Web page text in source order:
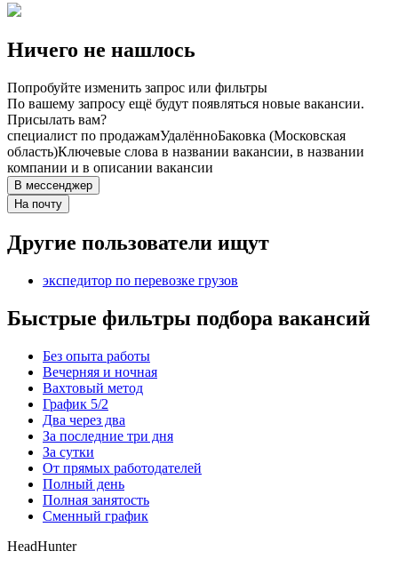
Ничего не нашлось
Попробуйте изменить запрос или фильтры
По вашему запросу ещё будут появляться новые вакансии.
Присылать вам?
специалист по продажамУдалённоБаковка (Московская
область)Ключевые слова в названии вакансии, в названии
компании и в описании вакансии
В мессенджер
На почту
Другие пользователи ищут
экспедитор по перевозке грузов
Быстрые фильтры подбора вакансий
Без опыта работы
Вечерняя и ночная
Вахтовый метод
График 5/2
Два через два
За последние три дня
За сутки
От прямых работодателей
Полный день
Полная занятость
Сменный график
HeadHunter